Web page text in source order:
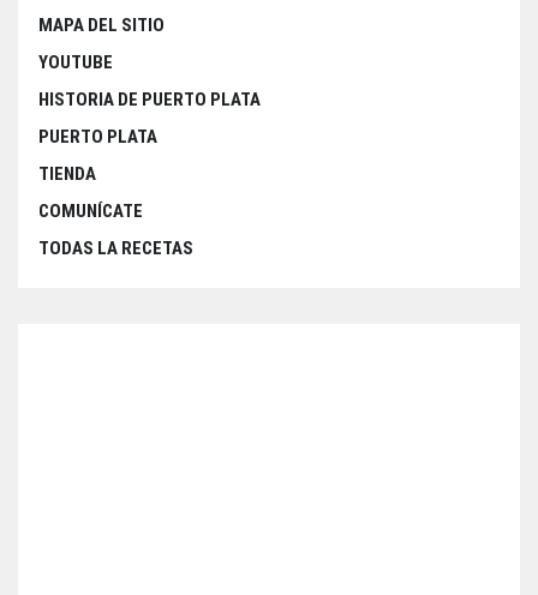
MAPA DEL SITIO
YOUTUBE
HISTORIA DE PUERTO PLATA
PUERTO PLATA
TIENDA
COMUNÍCATE
TODAS LA RECETAS